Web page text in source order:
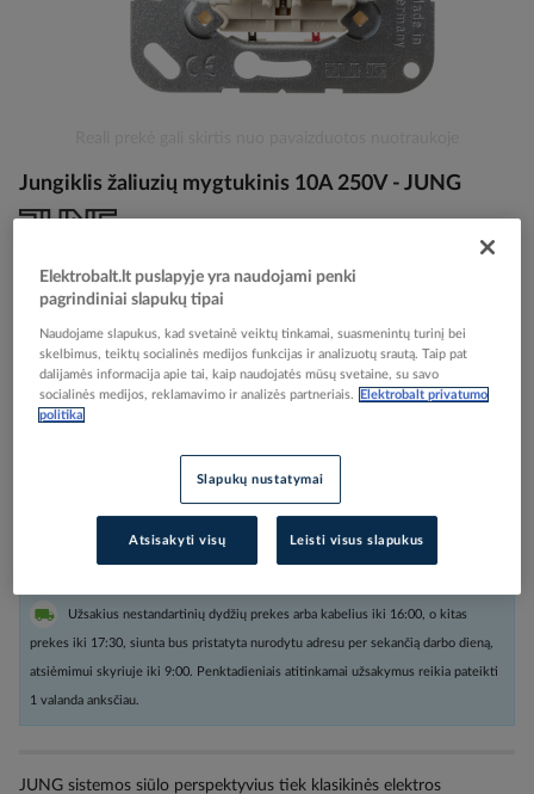
the
beginning
images
gallery
Jungiklis žaliuzių mygtukinis 10A 250V - JUNG
EAN kodas
Prisijunkite, norėdami pamatyti kainas
4 darbo dienos (-ų)
Kiekis tiekėjo sandėlyje
Užsakius nestandartinių dydžių prekes arba kabelius iki 16:00, o kitas
prekes iki 17:30, siunta bus pristatyta nurodytu adresu per sekančią darbo dieną,
atsiėmimui skyriuje iki 9:00. Penktadieniais atitinkamai užsakymus reikia pateikti
1 valanda anksčiau.
JUNG sistemos siūlo perspektyvius tiek klasikinės elektros
Elektrobalt.lt puslapyje yra naudojami penki
pagrindiniai slapukų tipai
Naudojame slapukus, kad svetainė veiktų tinkamai, suasmenintų turinį bei
skelbimus, teiktų socialinės medijos funkcijas ir analizuotų srautą. Taip pat
dalijamės informacija apie tai, kaip naudojatės mūsų svetaine, su savo
socialinės medijos, reklamavimo ir analizės partneriais.
Elektrobalt privatumo
politika
Slapukų nustatymai
Atsisakyti visų Leisti visus slapukus